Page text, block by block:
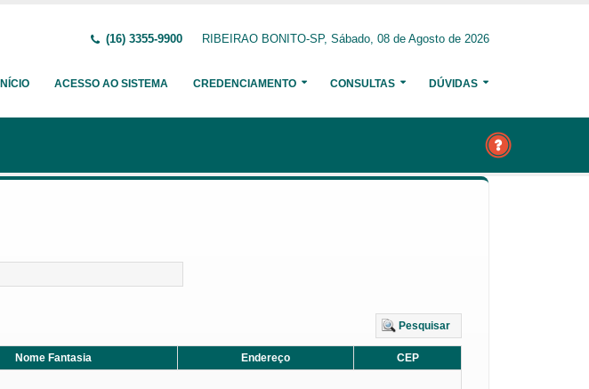
(16) 3355-9900 RIBEIRAO BONITO-SP, Sábado, 08 de Agosto de 2026
INÍCIO ACESSO AO SISTEMA CREDENCIAMENTO CONSULTAS DÚVIDAS
Pesquisar
Nome Fantasia Endereço
CEP